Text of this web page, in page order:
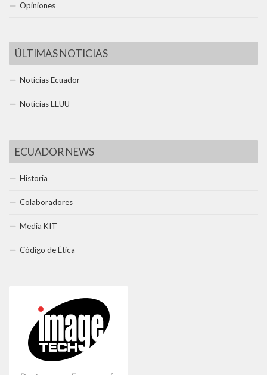
Opiniones
ÚLTIMAS NOTICIAS
Noticias Ecuador
Noticias EEUU
ECUADOR NEWS
Historia
Colaboradores
Media KIT
Código de Ética